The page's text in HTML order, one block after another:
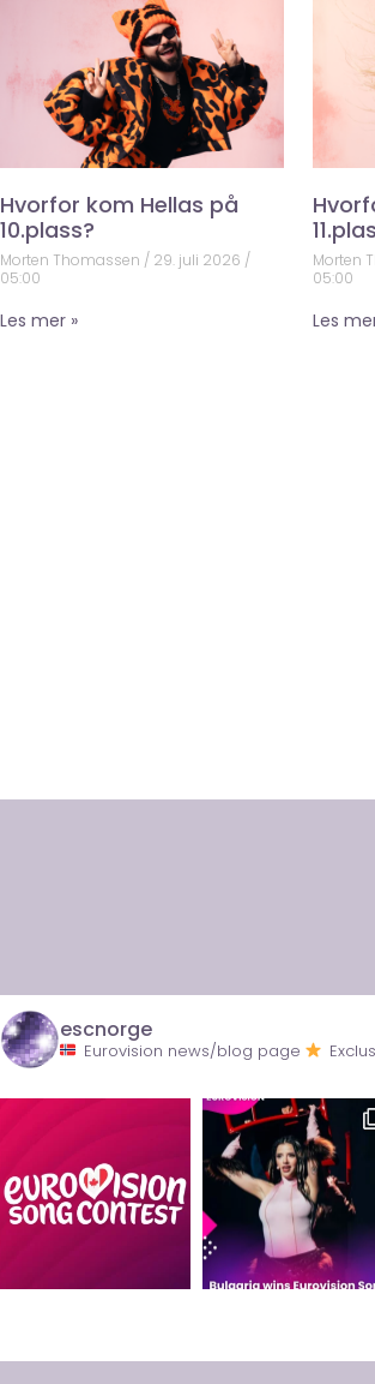
Hvorfor kom Hellas på
10.plass?
Morten Thomassen
29. juli 2026
05:00
Les mer »
Morten
05:00
Les
escnorge
Eurovision news/blog page